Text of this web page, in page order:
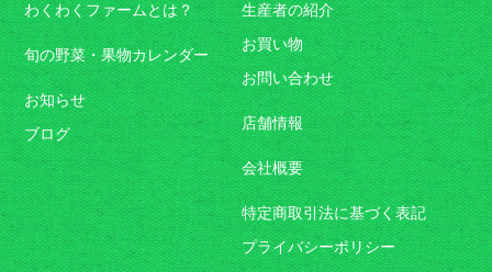
わくわくファームとは？
旬の野菜・果物カレンダー
お知らせ
ブログ
生産者の紹介
お買い物
お問い合わせ
店舗情報
会社概要
特定商取引法に基づく表記
プライバシーポリシー